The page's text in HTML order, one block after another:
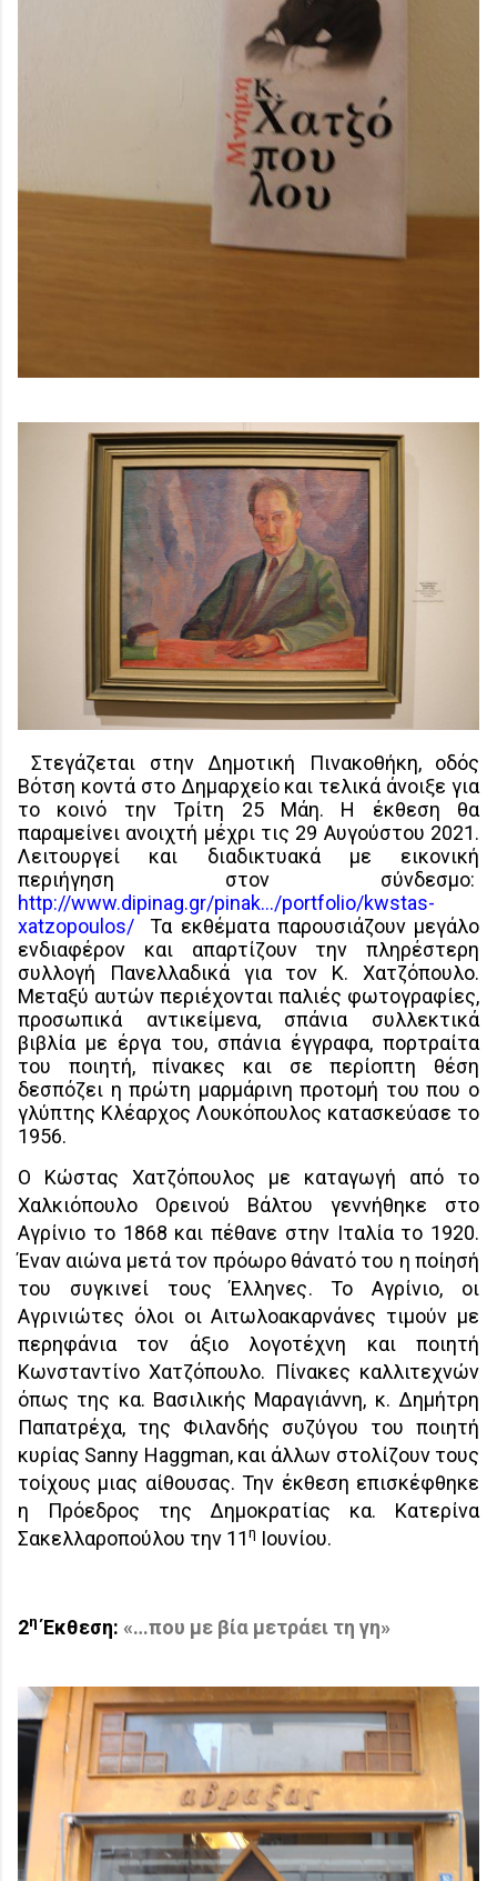
Στεγάζεται στην Δημοτική Πινακοθήκη, οδός
Βότση κοντά στο Δημαρχείο και τελικά άνοιξε για
το κοινό την Τρίτη 25 Μάη. Η έκθεση θα
παραμείνει ανοιχτή μέχρι τις 29 Αυγούστου 2021.
Λειτουργεί και διαδικτυακά με εικονική
περιήγηση στον σύνδεσμο:
http://www.dipinag.gr/pinak…/portfolio/kwstas-
xatzopoulos/
Τα εκθέματα παρουσιάζουν μεγάλο
ενδιαφέρον και απαρτίζουν την πληρέστερη
συλλογή Πανελλαδικά για τον Κ. Χατζόπουλο.
Μεταξύ αυτών περιέχονται παλιές φωτογραφίες,
προσωπικά αντικείμενα, σπάνια συλλεκτικά
βιβλία με έργα του, σπάνια έγγραφα, πορτραίτα
του ποιητή, πίνακες και σε περίοπτη θέση
δεσπόζει η πρώτη μαρμάρινη προτομή του που ο
γλύπτης Κλέαρχος Λουκόπουλος κατασκεύασε το
1956.
O
Κώστας Χατζόπουλος με καταγωγή από το
Χαλκιόπουλο Ορεινού Βάλτου γεννήθηκε στο
Αγρίνιο το 1868 και πέθανε στην Ιταλία το 1920.
Έναν αιώνα μετά τον πρόωρο θάνατό του η ποίησή
του συγκινεί τους Έλληνες. Το Αγρίνιο, οι
Αγρινιώτες όλοι οι Αιτωλοακαρνάνες τιμούν με
περηφάνια τον άξιο λογοτέχνη και ποιητή
Κωνσταντίνο Χατζόπουλο. Πίνακες καλλιτεχνών
όπως της κα. Βασιλικής Μαραγιάννη, κ. Δημήτρη
Παπατρέχα, της Φιλανδής συζύγου του ποιητή
κυρίας Sanny Haggman, και άλλων στολίζουν τους
τοίχους μιας αίθουσας. Την έκθεση επισκέφθηκε
η Πρόεδρος της Δημοκρατίας κα. Κατερίνα
Σακελλαροπούλου την 11η Ιουνίου.
2ηΈκθεση: «…που με βία μετράει τη γη»